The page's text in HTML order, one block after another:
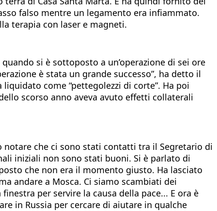
falso mentre un legamento era infiammato.
terapia con laser e magneti.
si è sottoposto a un’operazione di sei ore
è stata un grande successo”, ha detto il
come “pettegolezzi di corte”. Ha poi
scorso anno aveva avuto effetti collaterali
notare che ci sono stati contatti tra il Segretario di
iniziali non sono stati buoni. Si è parlato di
che non era il momento giusto. Ha lasciato
andare a Mosca. Ci siamo scambiati dei
per servire la causa della pace... E ora è
in Russia per cercare di aiutare in qualche